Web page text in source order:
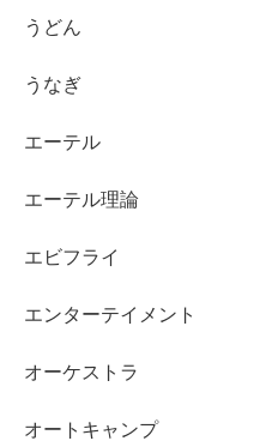
うどん
うなぎ
エーテル
エーテル理論
エビフライ
エンターテイメント
オーケストラ
オートキャンプ